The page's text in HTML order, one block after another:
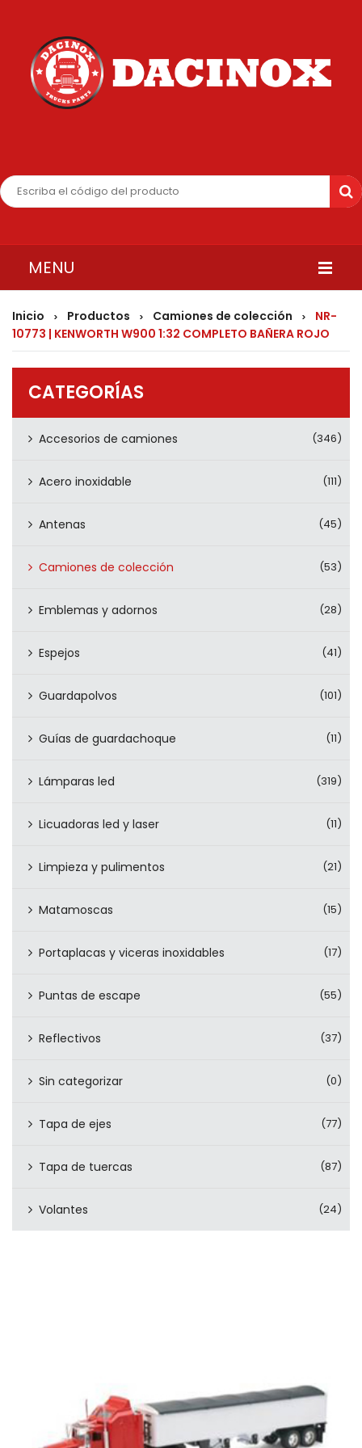
MENU
INICIO
QUIENES SOMOS
Inicio > Productos > Camiones de colección >
NR-
10773 | KENWORTH W900 1:32 COMPLETO BAÑERA ROJO
CATEGORÍAS
Accesorios de camiones (346)
Acero inoxidable (111)
Antenas (45)
Camiones de colección (53)
Emblemas y adornos (28)
Espejos (41)
Guardapolvos (101)
Guías de guardachoque (11)
Lámparas led (319)
Licuadoras led y laser (11)
Limpieza y pulimentos (21)
Matamoscas (15)
Portaplacas y viceras inoxidables (17)
Puntas de escape (55)
Reflectivos (37)
Sin categorizar (0)
Tapa de ejes (77)
Tapa de tuercas (87)
Volantes (24)